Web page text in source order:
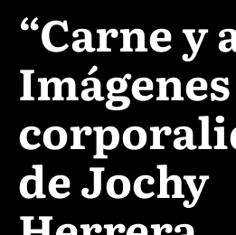
“Carne y
de Jochy